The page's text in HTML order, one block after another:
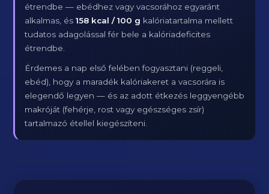
étrendbe — ebédhez vagy vacsorához egyaránt
alkalmas, és158 kcal / 100 g kalóriatartalma mellett
tudatos adagolással fér bele a kalóriadeficites
étrendbe.
Érdemes a nap első felében fogyasztani (reggeli,
ebéd), hogy a maradék kalóriakeret a vacsorára is
elegendő legyen — és az adott étkezés leggyengébb
makróját (fehérje, rost vagy egészséges zsír)
tartalmazó étellel kiegészíteni.